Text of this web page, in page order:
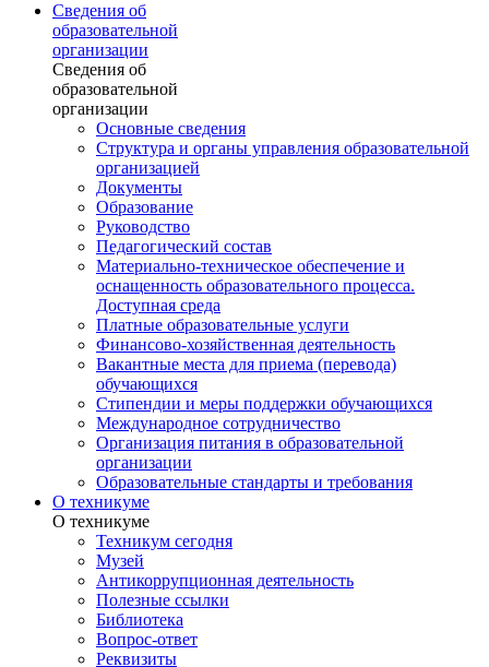
Сведения об
образовательной
организации
Сведения об
образовательной
организации
Основные сведения
Структура и органы управления образовательной
организацией
Документы
Образование
Руководство
Педагогический состав
Материально-техническое обеспечение и
оснащенность образовательного процесса.
Доступная среда
Платные образовательные услуги
Финансово-хозяйственная деятельность
Вакантные места для приема (перевода)
обучающихся
Стипендии и меры поддержки обучающихся
Международное сотрудничество
Организация питания в образовательной
организации
Образовательные стандарты и требования
О техникуме
О техникуме
Техникум сегодня
Музей
Антикоррупционная деятельность
Полезные ссылки
Библиотека
Вопрос-ответ
Реквизиты